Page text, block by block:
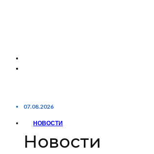
07.08.2026
НОВОСТИ
Новости